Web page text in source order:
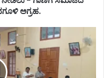
ಅಗ್ರಹ.